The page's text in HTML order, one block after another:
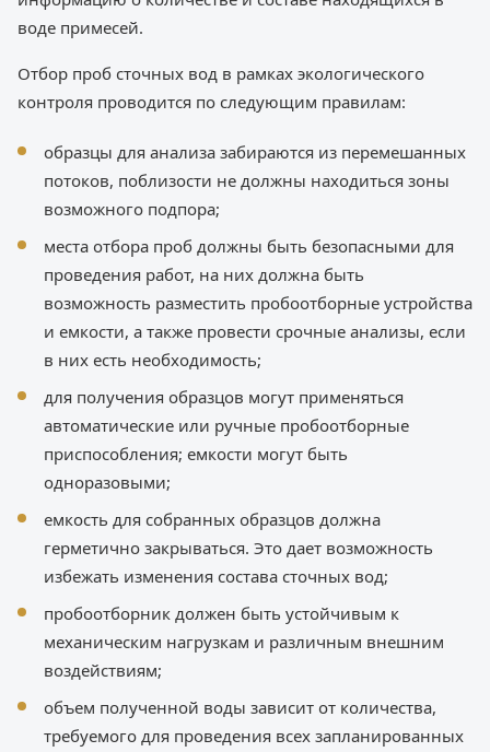
воде примесей.
Отбор проб сточных вод в рамках экологического
контроля проводится по следующим правилам:
образцы для анализа забираются из перемешанных
потоков, поблизости не должны находиться зоны
возможного подпора;
места отбора проб должны быть безопасными для
проведения работ, на них должна быть
возможность разместить пробоотборные устройства
и емкости, а также провести срочные анализы, если
в них есть необходимость;
для получения образцов могут применяться
автоматические или ручные пробоотборные
приспособления; емкости могут быть
одноразовыми;
емкость для собранных образцов должна
герметично закрываться. Это дает возможность
избежать изменения состава сточных вод;
пробоотборник должен быть устойчивым к
механическим нагрузкам и различным внешним
воздействиям;
объем полученной воды зависит от количества,
требуемого для проведения всех запланированных